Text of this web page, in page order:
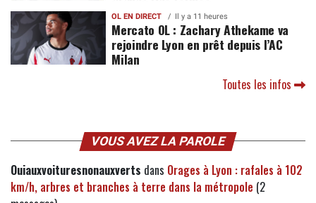
OL EN DIRECT Il y a 11 heures
Mercato OL : Zachary Athekame va
rejoindre Lyon en prêt depuis l’AC
Milan
Toutes les infos
VOUS AVEZ LA PAROLE
Ouiauxvoituresnonauxverts dans Orages à Lyon : rafales à 102
km/h, arbres et branches à terre dans la métropole (2